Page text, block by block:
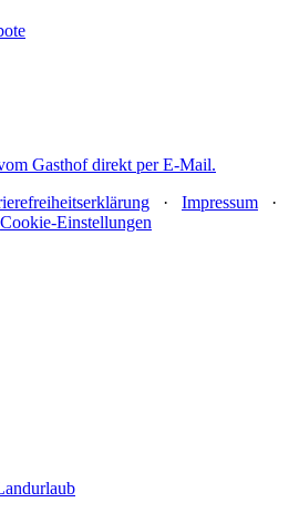
Gasthof direkt per E-Mail.
· Impressum ·
Cookie-Einstellungen